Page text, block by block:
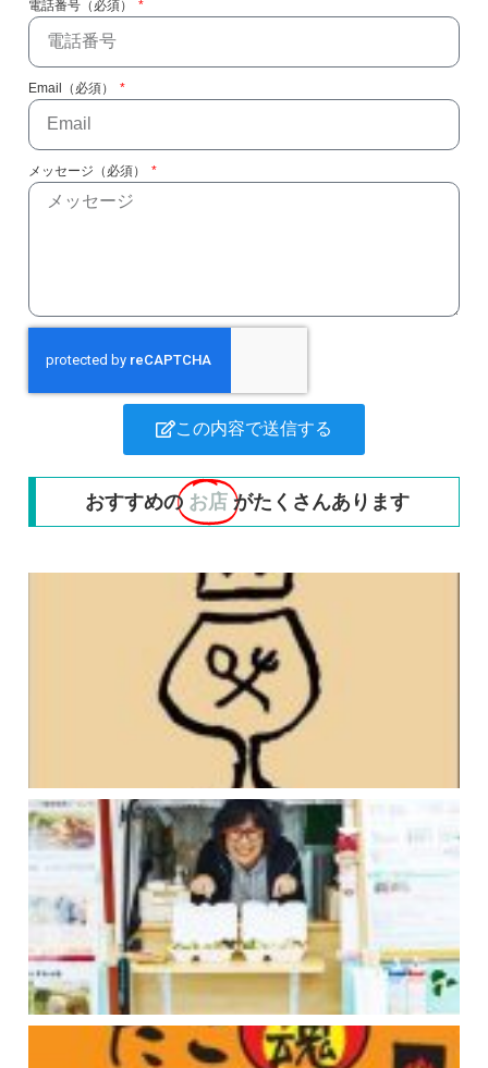
電話番号（必須）
Email（必須）
メッセージ（必須）
この内容で送信する
おすすめの お店 がたくさんあります